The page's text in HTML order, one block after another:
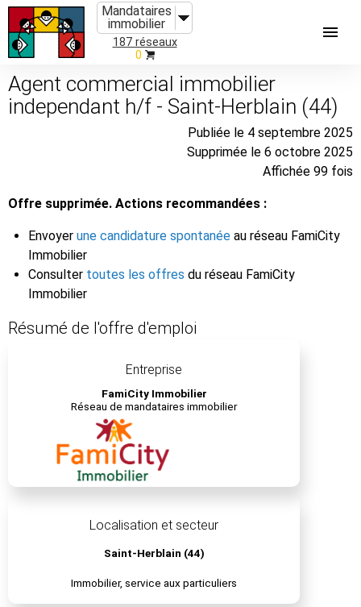
Mandataires
immobilier
187 réseaux
0
Agent commercial immobilier
independant h/f - Saint-Herblain (44)
Publiée le 4 septembre 2025
Supprimée le 6 octobre 2025
Affichée 99 fois
Offre supprimée. Actions recommandées :
Envoyer une candidature spontanée au réseau FamiCity
Immobilier
Consulter toutes les offres du réseau FamiCity
Immobilier
Résumé de l'offre d'emploi
Entreprise
FamiCity Immobilier
Réseau de mandataires immobilier
Localisation et secteur
Saint-Herblain (44)
Immobilier, service aux particuliers